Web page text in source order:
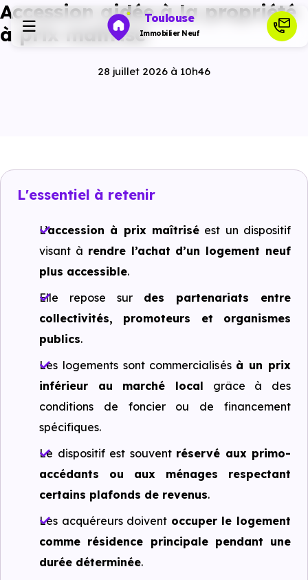
Toulouse
Immobilier Neuf
Investir
Ressources
Financer
Accession aidée à la propriété
à prix maîtrisé
28 juillet 2026 à 10h46
L'essentiel à retenir
L’accession à prix maîtrisé est un dispositif
visant à rendre l’achat d’un logement neuf
plus accessible.
Elle repose sur des partenariats entre
collectivités, promoteurs et organismes
publics.
Les logements sont commercialisés à un prix
inférieur au marché local grâce à des
conditions de foncier ou de financement
spécifiques.
Le dispositif est souvent réservé aux primo-
accédants ou aux ménages respectant
certains plafonds de revenus.
Les acquéreurs doivent occuper le logement
comme résidence principale pendant une
durée déterminée.